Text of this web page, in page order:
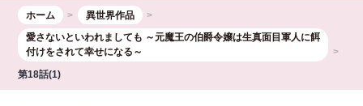
ホーム
異世界作品
愛さないといわれましても ～元魔王の伯爵令嬢は生真面目軍人に餌
付けをされて幸せになる～
第18話(1)